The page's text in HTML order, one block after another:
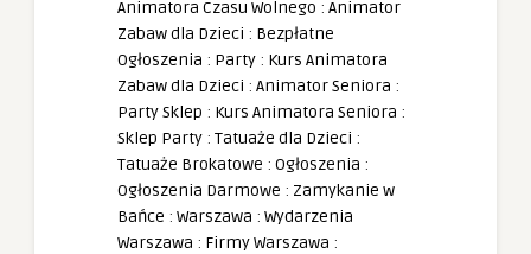
Animatora Czasu Wolnego : Animator
Zabaw dla Dzieci : Bezpłatne
Ogłoszenia : Party : Kurs Animatora
Zabaw dla Dzieci : Animator Seniora :
Party Sklep : Kurs Animatora Seniora :
Sklep Party : Tatuaże dla Dzieci :
Tatuaże Brokatowe : Ogłoszenia :
Ogłoszenia Darmowe : Zamykanie w
Bańce : Warszawa : Wydarzenia
Warszawa : Firmy Warszawa :